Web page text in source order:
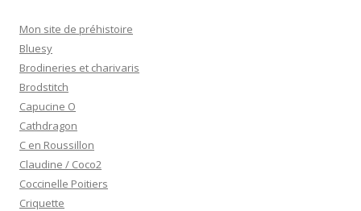
Mon site de préhistoire
Bluesy
Brodineries et charivaris
Brodstitch
Capucine O
Cathdragon
C en Roussillon
Claudine / Coco2
Coccinelle Poitiers
Criquette